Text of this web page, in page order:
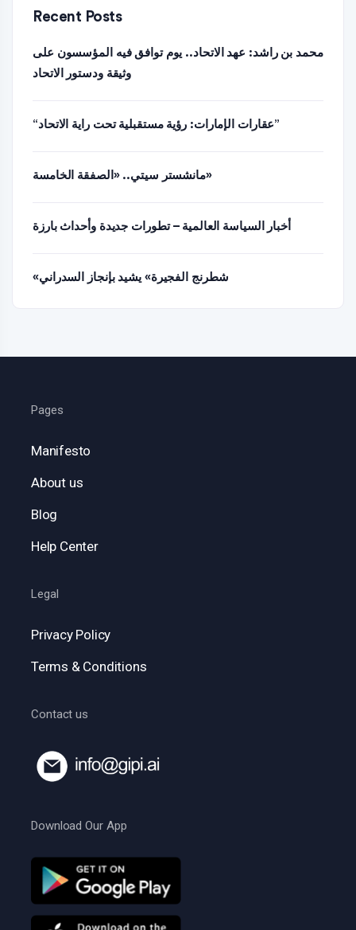
Recent Posts
محمد بن راشد: عهد الاتحاد.. يوم توافق فيه المؤسسون على
وثيقة ودستور الاتحاد
“عقارات الإمارات: رؤية مستقبلية تحت راية الاتحاد”
مانشستر سيتي.. «الصفقة الخامسة»
أخبار السياسة العالمية – تطورات جديدة وأحداث بارزة
«شطرنج الفجيرة» يشيد بإنجاز السدراني
Pages
Manifesto
About us
Blog
Help Center
Legal
Privacy Policy
Terms & Conditions
Contact us
Download Our App